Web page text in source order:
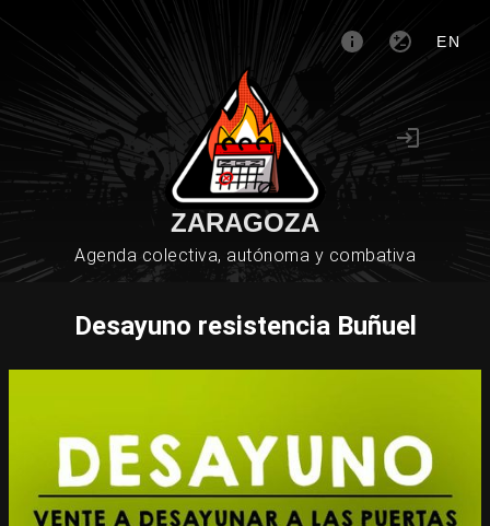
EN
ZARAGOZA
Agenda colectiva, autónoma y combativa
Desayuno resistencia Buñuel